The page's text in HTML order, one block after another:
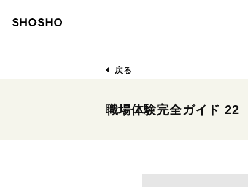
戻る
職場体験完全ガイド 22